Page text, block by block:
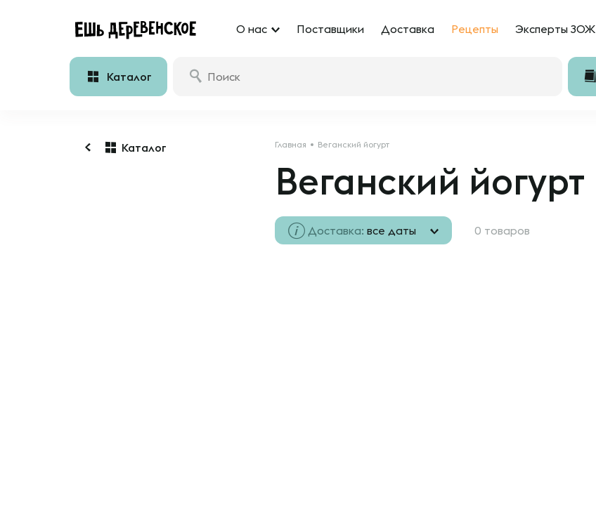
О нас Поставщики Доставка Рецепты Эксперты ЗОЖ
Каталог
Каталог Главная Веганский йогурт
Веганский йогурт
Доставка: все даты 0 товаров